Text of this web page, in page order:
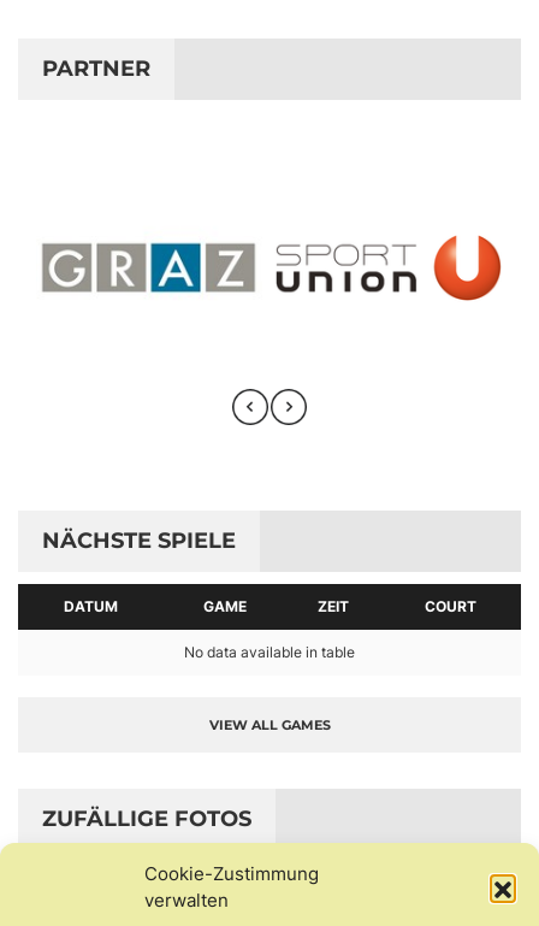
Cookie-Zustimmung
verwalten
PARTNER
NÄCHSTE SPIELE
DATUM GAME ZEIT COURT
No data available in table
VIEW ALL GAMES
ZUFÄLLIGE FOTOS